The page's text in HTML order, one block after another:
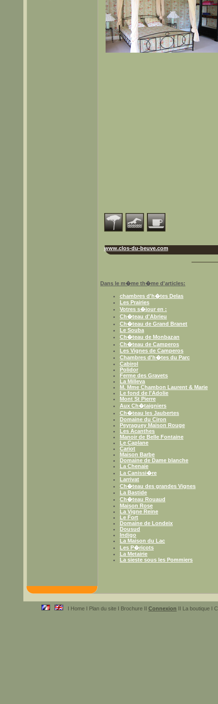
www.clos-du-beuve.com
Dans le m�me th�me d'articles:
chambres d'h�tes Delas
Les Prairies
Votres s�jour en :
Ch�teau d'Abrieu
Ch�teau de Grand Branet
Le Souba
Ch�teau de Monbazan
Ch�teau de Camperos
Les Vignes de Camperos
Chambres d'h�tes du Parc
Cabirol
Polidor
Ferme des Gravets
La Milleva
M. Mme Chambon Laurent & Marie
Le fond de l'Adolie
Mont St Pierre
Aux Ch�taigniers
Ch�teau les Jaubertes
Domaine du Ciron
Peyraguey Maison Rouge
Les Acanthes
Manoir de Belle Fontaine
Le Caplane
Cariot
Maison Barbe
Domaine de Dame blanche
La Chenaie
La Canissi�re
Larrivat
Ch�teau des grandes Vignes
La Bastide
Ch�teau Rouaud
Maison Rose
La Vigne Reine
Le Fort
Domaine de Londeix
Dousud
Indigo
La Maison du Lac
Les P�ricots
La Metairie
La sieste sous les Pommiers
I Home I Plan du site I Brochure II Connexion II La boutique I